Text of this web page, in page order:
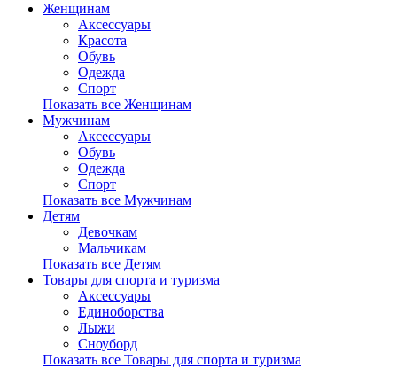
Женщинам
Аксессуары
Красота
Обувь
Одежда
Спорт
Показать все Женщинам
Мужчинам
Аксессуары
Обувь
Одежда
Спорт
Показать все Мужчинам
Детям
Девочкам
Мальчикам
Показать все Детям
Товары для спорта и туризма
Аксессуары
Единоборства
Лыжи
Сноуборд
Показать все Товары для спорта и туризма